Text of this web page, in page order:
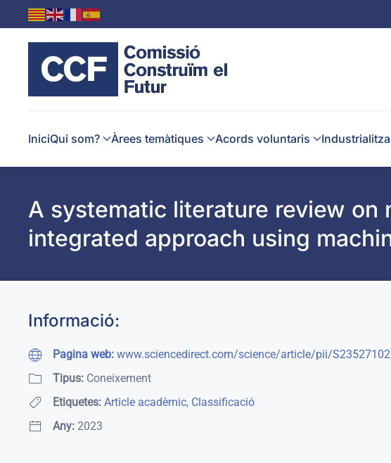
Skip to main content
IniciQui som? Àrees temàtiques Acords voluntaris
A systematic literature review
integrated approach using
Informació:
Pagina web: www.sciencedirect.com/science/article/pii/
Tipus: Coneixement
Etiquetes: Article acadèmic, Classificació
Any: 2023